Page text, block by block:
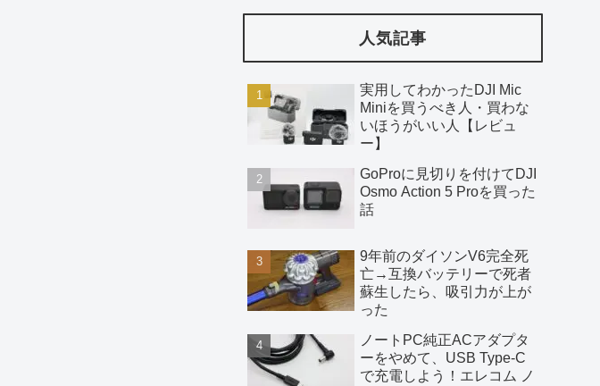
人気記事
実用してわかったDJI Mic
Miniを買うべき人・買わな
いほうがいい人【レビュ
ー】
GoProに見切りを付けてDJI
Osmo Action 5 Proを買った
話
9年前のダイソンV6完全死
亡→互換バッテリーで死者
蘇生したら、吸引力が上が
った
ノートPC純正ACアダプタ
ーをやめて、USB Type-C
で充電しよう！エレコム ノ